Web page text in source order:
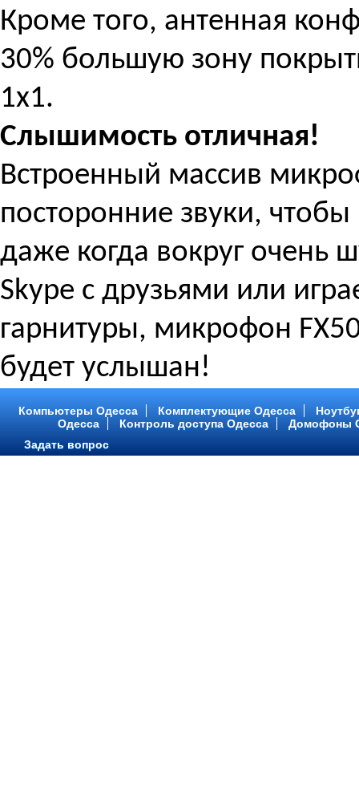
Кроме того, антенная
30% большую зону
1x1.
Слышимость отличная!
Встроенный массив
посторонние звуки, чтобы
даже когда вокруг очень
Skype с друзьями или
гарнитуры, микрофон
будет услышан!
Компьютеры Одесса Комплектующие Одесса
Одесса
Контроль доступа Одесса
Домофоны
Задать вопрос